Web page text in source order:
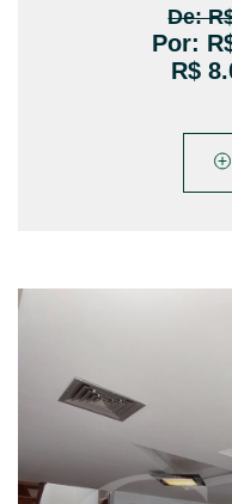
De:
Por:
R$